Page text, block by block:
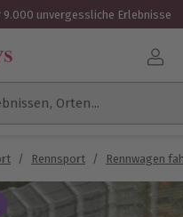
9.000 unvergessliche Erlebnisse
Orten...
/ Rennsport / Rennwagen